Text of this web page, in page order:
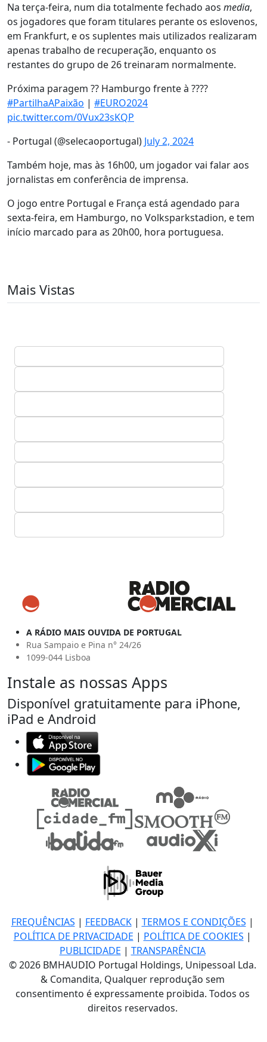
Na terça-feira, num dia totalmente fechado aos media,
os jogadores que foram titulares perante os eslovenos,
em Frankfurt, e os suplentes mais utilizados realizaram
apenas trabalho de recuperação, enquanto os
restantes do grupo de 26 treinaram normalmente.
Próxima paragem ?? Hamburgo frente à ????
#PartilhaAPaixão | #EURO2024
pic.twitter.com/0Vux23sKQP
- Portugal (@selecaoportugal) July 2, 2024
Também hoje, mas às 16h00, um jogador vai falar aos
jornalistas em conferência de imprensa.
O jogo entre Portugal e França está agendado para
sexta-feira, em Hamburgo, no Volksparkstadion, e tem
início marcado para as 20h00, hora portuguesa.
Mais Vistas
A RÁDIO MAIS OUVIDA DE PORTUGAL
Rua Sampaio e Pina n° 24/26
1099-044 Lisboa
Instale as nossas Apps
Disponível gratuitamente para iPhone,
iPad e Android
FREQUÊNCIAS | FEEDBACK| TERMOS E CONDIÇÕES |
POLÍTICA DE PRIVACIDADE | POLÍTICA DE COOKIES |
PUBLICIDADE | TRANSPARÊNCIA
© 2026 BMHAUDIO Portugal Holdings, Unipessoal Lda.
& Comandita, Qualquer reprodução sem
consentimento é expressamente proibida. Todos os
direitos reservados.